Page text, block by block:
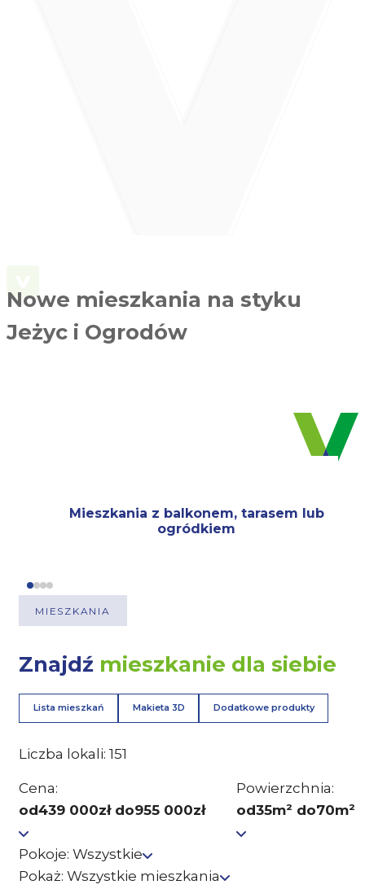
Nowe mieszkania na styku
Jeżyc i Ogrodów
Mieszkania z balkonem, tarasem lub
ogródkiem
MIESZKANIA
Znajdź mieszkanie dla siebie
Lista mieszkań Makieta 3D Dodatkowe produkty
Liczba lokali: 151
Cena:
od439 000zł do955 000zł
Powierzchnia:
od35m² do70m²
Pokoje: Wszystkie
Pokaż: Wszystkie mieszkania